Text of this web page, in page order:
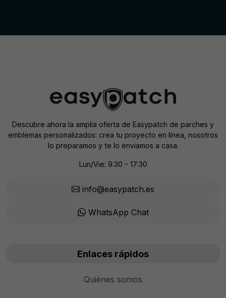
Descubre ahora la amplia oferta de Easypatch de parches y
emblemas personalizados: crea tu proyecto en línea, nosotros
lo preparamos y te lo enviamos a casa.
Lun/Vie: 9:30 - 17:30
info@easypatch.es
WhatsApp Chat
Enlaces rápidos
Quiénes somos